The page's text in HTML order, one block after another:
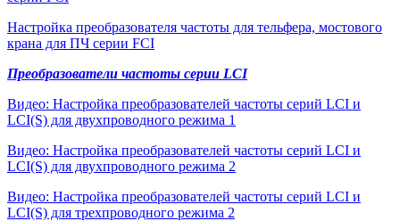
Настройка преобразователя частоты для тельфера, мостового
крана для ПЧ серии FCI
Преобразователи частоты серии LCI
Видео: Настройка преобразователей частоты серий LCI и
LCI(S) для двухпроводного режима 1
Видео: Настройка преобразователей частоты серий LCI и
LCI(S) для двухпроводного режима 2
Видео: Настройка преобразователей частоты серий LCI и
LCI(S) для трехпроводного режима 2